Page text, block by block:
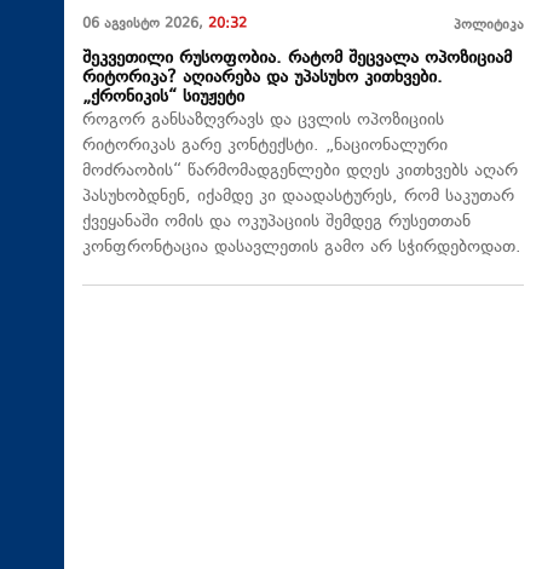
06 აგვისტო 2026, 20:32 პოლიტიკა
შეკვეთილი რუსოფობია. რატომ შეცვალა ოპოზიციამ
რიტორიკა? აღიარება და უპასუხო კითხვები.
„ქრონიკის“ სიუჟეტი
როგორ განსაზღვრავს და ცვლის ოპოზიციის
რიტორიკას გარე კონტექსტი. „ნაციონალური
მოძრაობის“ წარმომადგენლები დღეს კითხვებს აღარ
პასუხობდნენ, იქამდე კი დაადასტურეს, რომ საკუთარ
ქვეყანაში ომის და ოკუპაციის შემდეგ რუსეთთან
კონფრონტაცია დასავლეთის გამო არ სჭირდებოდათ.